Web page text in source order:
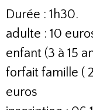
Durée : 1h30.
adulte : 10
enfant (3 à 15
forfait famille (
euros